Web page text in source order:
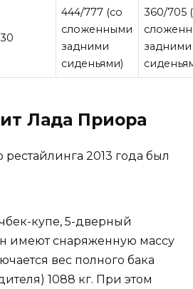
444/777 (со
сложенными
задними
сиденьями)
360/705
задними
Лада Приора
2013 года был
купе, 5-дверный
имеют снаряженную массу
вес полного бака
1088 кг. При этом